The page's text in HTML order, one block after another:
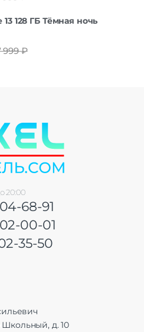
128 ГБ Тёмная ночь
999₽
20:00
68-91
00-01
35-50
д. 10